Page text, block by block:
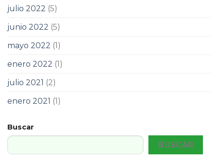
julio 2022 (5)
junio 2022 (5)
mayo 2022 (1)
enero 2022 (1)
julio 2021 (2)
enero 2021 (1)
Buscar
BUSCAR